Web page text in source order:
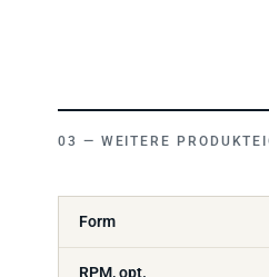
WEITERE
Form
RPM, opt.